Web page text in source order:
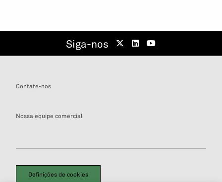
Siga-nos
Contate-nos
Nossa equipe comercial
Definições de cookies